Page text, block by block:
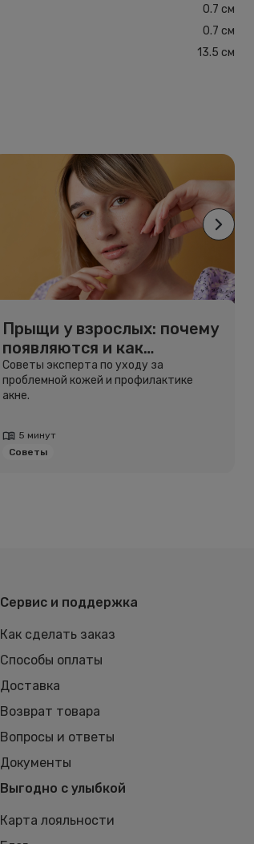
0.7 см
0.7 см
13.5 см
Прыщи у взрослых: почему
появляются и как
избавиться
Советы эксперта по уходу за
проблемной кожей и профилактике
акне.
5 минут
Советы
Сервис и поддержка
Как сделать заказ
Способы оплаты
Доставка
Возврат товара
Вопросы и ответы
Документы
Выгодно с улыбкой
Карта лояльности